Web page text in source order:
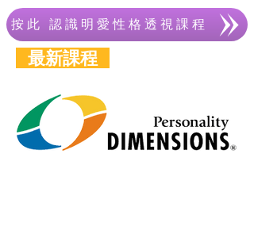
按此 認識明愛性格透視課程
最新課程